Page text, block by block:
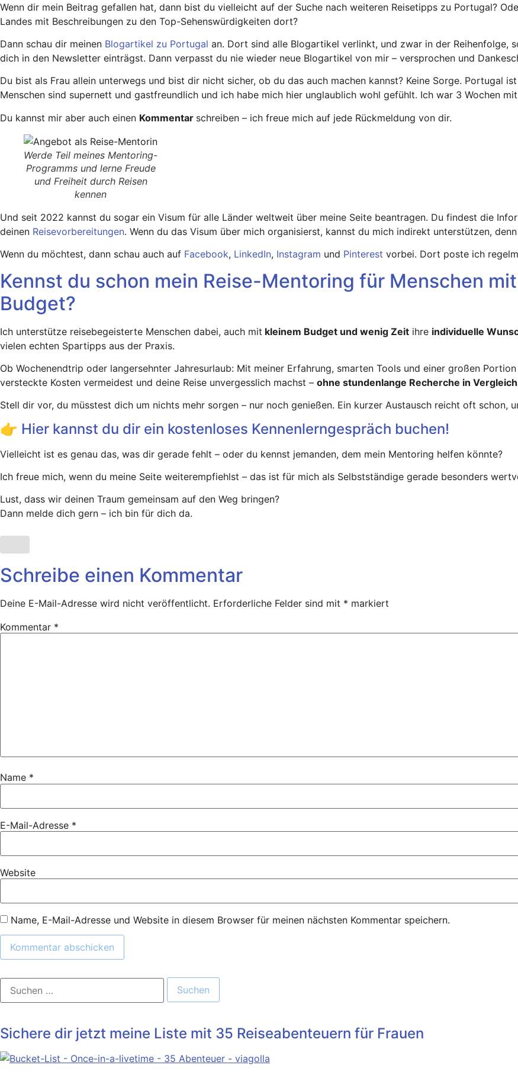
Wenn dir mein Beitrag gefallen hat, dann bist du vielleicht auf der Suche nach weiteren Reisetipps zu Portugal?
Landes mit Beschreibungen zu den Top-Sehenswürdigkeiten dort?
Dann schau dir meinen Blogartikel zu Portugal an. Dort sind alle Blogartikel verlinkt, und zwar in der Reihenfolge,
dich in den Newsletter einträgst. Dann verpasst du nie wieder neue Blogartikel von mir – versprochen und
Du bist als Frau allein unterwegs und bist dir nicht sicher, ob du das auch machen kannst? Keine Sorge. Portugal
Menschen sind supernett und gastfreundlich und ich habe mich hier unglaublich wohl gefühlt. Ich war 3 Wochen
Du kannst mir aber auch einen Kommentar schreiben – ich freue mich auf jede Rückmeldung von dir.
Werde Teil meines Mentoring-
Programms und lerne Freude
und Freiheit durch Reisen
kennen
Und seit 2022 kannst du sogar ein Visum für alle Länder weltweit über meine Seite beantragen. Du findest die
deinen Reisevorbereitungen. Wenn du das Visum über mich organisierst, kannst du mich indirekt unterstützen,
Wenn du möchtest, dann schau auch auf Facebook, LinkedIn, Instagram und Pinterest vorbei. Dort poste ich
Kennst du schon mein Reise-Mentoring für Menschen
Budget?
Ich unterstütze reisebegeisterte Menschen dabei, auch mit kleinem Budget und wenig Zeit ihre individuelle
vielen echten Spartipps aus der Praxis.
Ob Wochenendtrip oder langersehnter Jahresurlaub: Mit meiner Erfahrung, smarten Tools und einer großen
versteckte Kosten vermeidest und deine Reise unvergesslich machst – ohne stundenlange Recherche in
Stell dir vor, du müsstest dich um nichts mehr sorgen – nur noch genießen. Ein kurzer Austausch reicht oft schon,
👉 Hier kannst du dir ein kostenloses Kennenlerngespräch buchen!
Vielleicht ist es genau das, was dir gerade fehlt – oder du kennst jemanden, dem mein Mentoring helfen könnte?
Ich freue mich, wenn du meine Seite weiterempfiehlst – das ist für mich als Selbstständige gerade besonders
Lust, dass wir deinen Traum gemeinsam auf den Weg bringen?
Dann melde dich gern – ich bin für dich da.
Schreibe einen Kommentar
Deine E-Mail-Adresse wird nicht veröffentlicht. Erforderliche Felder sind mit * markiert
Kommentar *
Name *
E-Mail-Adresse *
Website
Name, E-Mail-Adresse und Website in diesem Browser für meinen nächsten Kommentar speichern.
Suchen
nach:
Sichere dir jetzt meine Liste mit 35 Reiseabenteuern für Frauen